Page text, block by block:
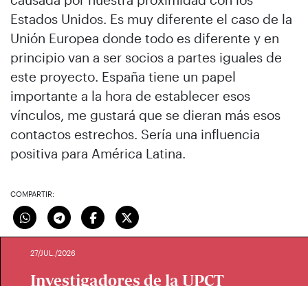
Estados Unidos. Es muy diferente el caso de la
Unión Europea donde todo es diferente y en
principio van a ser socios a partes iguales de
este proyecto. España tiene un papel
importante a la hora de establecer esos
vínculos, me gustará que se dieran más esos
contactos estrechos. Sería una influencia
positiva para América Latina.
COMPARTIR:
27/JUL./2026
Investigadores de la UPCT